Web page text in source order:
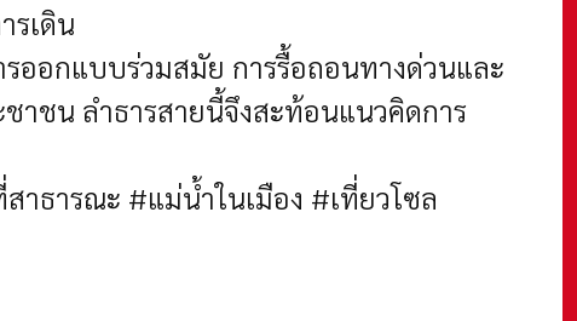
รเดิน
อกแบบร่วมสมัย การรื้อถอนทางด่วนและ
าชน ลำธารสายนี้จึงสะท้อนแนวคิดการ
ธารณะ #แม่น้ำในเมือง #เที่ยวโซล